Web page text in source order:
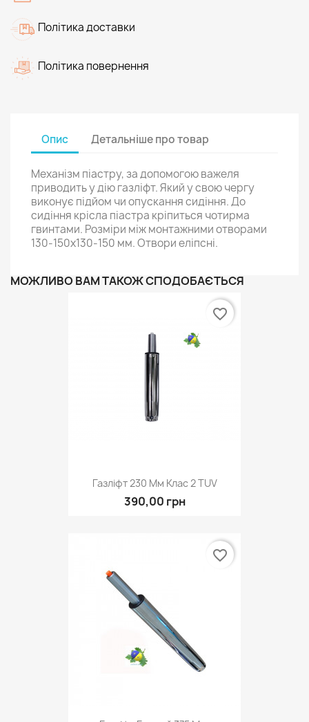
Політика доставки
Політика повернення
Опис Детальніше про товар
Механізм піастру, за допомогою важеля
приводить у дію газліфт. Який у свою чергу
виконує підйом чи опускання сидіння. До
сидіння крісла піастра кріпиться чотирма
гвинтами. Розміри між монтажними отворами
130-150х130-150 мм. Отвори еліпсні.
МОЖЛИВО ВАМ ТАКОЖ СПОДОБАЄТЬСЯ
Газліфт 230 Мм Клас 2 TUV
390,00 грн
favorite_border
favorite_border